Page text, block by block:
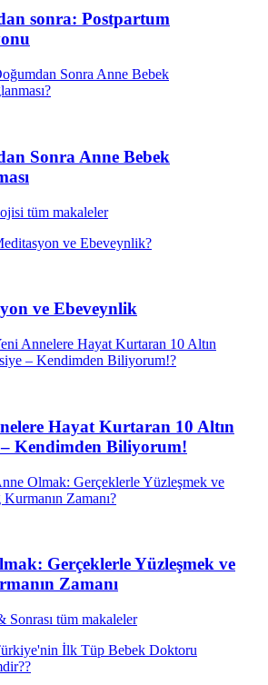
sonra: Postpartum
Sonra Anne Bebek
tüm makaleler
ve Ebeveynlik
Hayat Kurtaran 10 Altın
– Kendimden Biliyorum!
Gerçeklerle Yüzleşmek ve
Zamanı
Sonrası tüm makaleler